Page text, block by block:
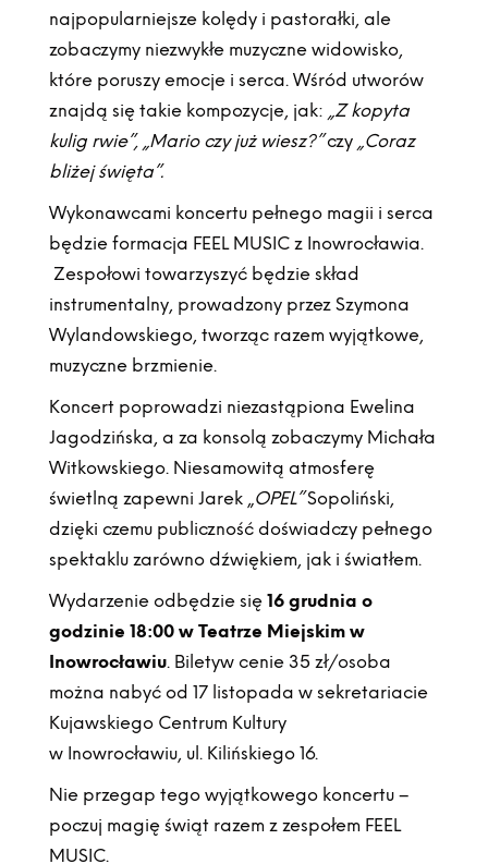
najpopularniejsze kolędy i pastorałki, ale
zobaczymy niezwykłe muzyczne widowisko,
które poruszy emocje i serca. Wśród utworów
znajdą się takie kompozycje, jak: „Z kopyta
kulig rwie”, „Mario czy już wiesz?”czy „Coraz
bliżej święta”.
Wykonawcami koncertu pełnego magii i serca
będzie formacja FEEL MUSIC z Inowrocławia.
Zespołowi towarzyszyć będzie skład
instrumentalny, prowadzony przez Szymona
Wylandowskiego, tworząc razem wyjątkowe,
muzyczne brzmienie.
Koncert poprowadzi niezastąpiona Ewelina
Jagodzińska, a za konsolą zobaczymy Michała
Witkowskiego. Niesamowitą atmosferę
świetlną zapewni Jarek „OPEL”Sopoliński,
dzięki czemu publiczność doświadczy pełnego
spektaklu zarówno dźwiękiem, jak i światłem.
Wydarzenie odbędzie się 16 grudnia o
godzinie 18:00 w Teatrze Miejskim w
Inowrocławiu. Biletyw cenie 35 zł/osoba
można nabyć od 17 listopada w sekretariacie
Kujawskiego Centrum Kultury
w Inowrocławiu, ul. Kilińskiego 16.
Nie przegap tego wyjątkowego koncertu –
poczuj magię świąt razem z zespołem FEEL
MUSIC.